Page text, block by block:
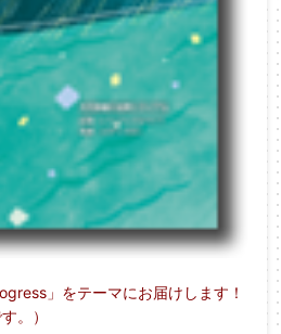
」をテーマにお届けします！
。）